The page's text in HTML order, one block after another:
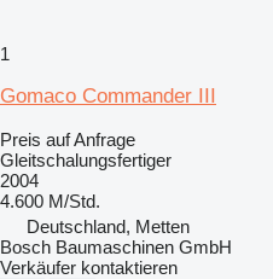
1
Gomaco Commander III
Preis auf Anfrage
Gleitschalungsfertiger
2004
4.600 M/Std.
Deutschland, Metten
Bosch Baumaschinen GmbH
Verkäufer kontaktieren